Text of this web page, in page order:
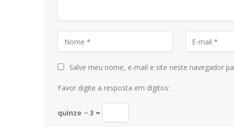
Salve meu nome, e-mail e site neste navegador
Favor digite a resposta em dígitos:
quinze − 3 =